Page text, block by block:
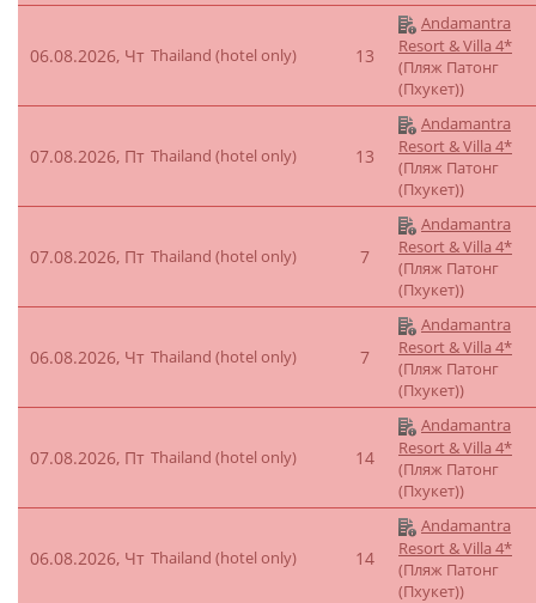
06.08.2026, Чт Thailand (hotel only) 13
Andamantra
Resort & Villa 4*
(Пляж Патонг
(Пхукет))
07.08.2026, Пт Thailand (hotel only) 13
Andamantra
Resort & Villa 4*
(Пляж Патонг
(Пхукет))
07.08.2026, Пт Thailand (hotel only) 7
Andamantra
Resort & Villa 4*
(Пляж Патонг
(Пхукет))
06.08.2026, Чт Thailand (hotel only) 7
Andamantra
Resort & Villa 4*
(Пляж Патонг
(Пхукет))
07.08.2026, Пт Thailand (hotel only) 14
Andamantra
Resort & Villa 4*
(Пляж Патонг
(Пхукет))
06.08.2026, Чт Thailand (hotel only) 14
Andamantra
Resort & Villa 4*
(Пляж Патонг
(Пхукет))